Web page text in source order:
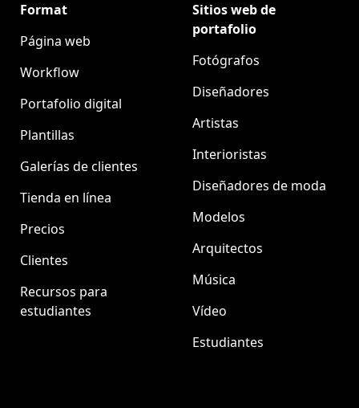
Format
Página web
Workflow
Portafolio digital
Plantillas
Galerías de clientes
Tienda en línea
Precios
Clientes
Recursos para
estudiantes
Sitios web de
portafolio
Fotógrafos
Diseñadores
Artistas
Interioristas
Diseñadores de moda
Modelos
Arquitectos
Música
Vídeo
Estudiantes